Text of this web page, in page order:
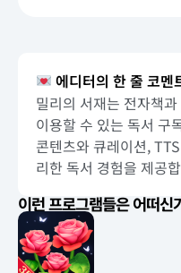
에디터의 한 줄 코멘
밀리의 서재는 전자책
이용할 수 있는 독서 구
콘텐츠와 큐레이션,
리한 독서 경험을 제공
이런 프로그램들은 어떠신